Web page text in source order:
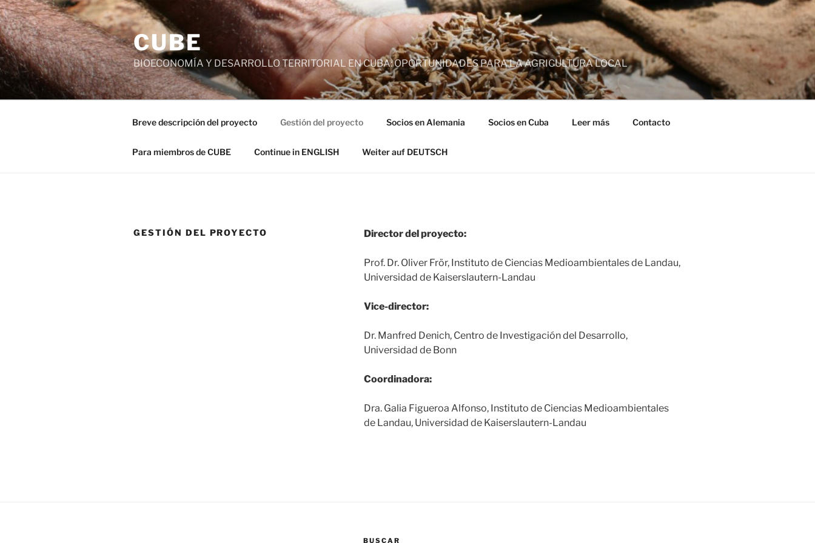
Saltar
al
contenido
CUBE
BIOECONOMÍA Y DESARROLLO TERRITORIAL EN CUBA: OPORTUNIDADES PARA LA AGRICULTURA LOCAL
Breve descripción del proyecto Gestión del proyecto Socios en Alemania Socios en Cuba Leer más Contacto
Para miembros de CUBE Continue in ENGLISH Weiter auf DEUTSCH
GESTIÓN DEL PROYECTO Director del proyecto:
Prof. Dr. Oliver Frör, Instituto de Ciencias Medioambientales de Landau,
Universidad de Kaiserslautern-Landau
Vice-director:
Dr. Manfred Denich, Centro de Investigación del Desarrollo,
Universidad de Bonn
Coordinadora:
Dra. Galia Figueroa Alfonso, Instituto de Ciencias Medioambientales
de Landau, Universidad de Kaiserslautern-Landau
BUSCAR